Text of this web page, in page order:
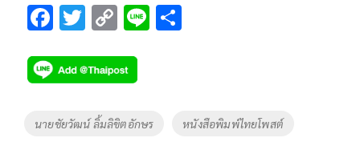
F
e
b
o
T
tt
er
C
p
y
Li
Li
Tags
นายชัยวัฒน์ ลิ้มลิขิตอักษร หนังสือพิมพ์ไทยโพสต์